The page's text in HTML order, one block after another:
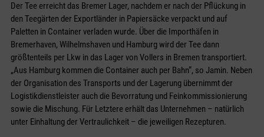
Der Tee erreicht das Bremer Lager, nachdem er nach der Pflückung in
den Teegärten der Exportländer in Papiersäcke verpackt und auf
Paletten in Container verladen wurde. Über die Importhäfen in
Bremerhaven, Wilhelmshaven und Hamburg wird der Tee dann
größtenteils per Lkw in das Lager von Vollers in Bremen transportiert.
„Aus Hamburg kommen die Container auch per Bahn“, so Jamin. Neben
der Organisation des Transports und der Lagerung übernimmt der
Logistikdienstleister auch die Bevorratung und Feinkommissionierung
sowie die Mischung. Für Letztere erhält das Unternehmen – natürlich
unter Einhaltung der Vertraulichkeit – die jeweiligen Rezepturen.